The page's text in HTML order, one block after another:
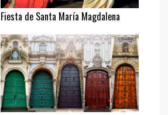
Fiesta de Santa María Magdalena